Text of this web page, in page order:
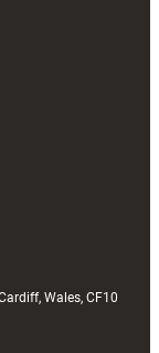
Wales, CF10